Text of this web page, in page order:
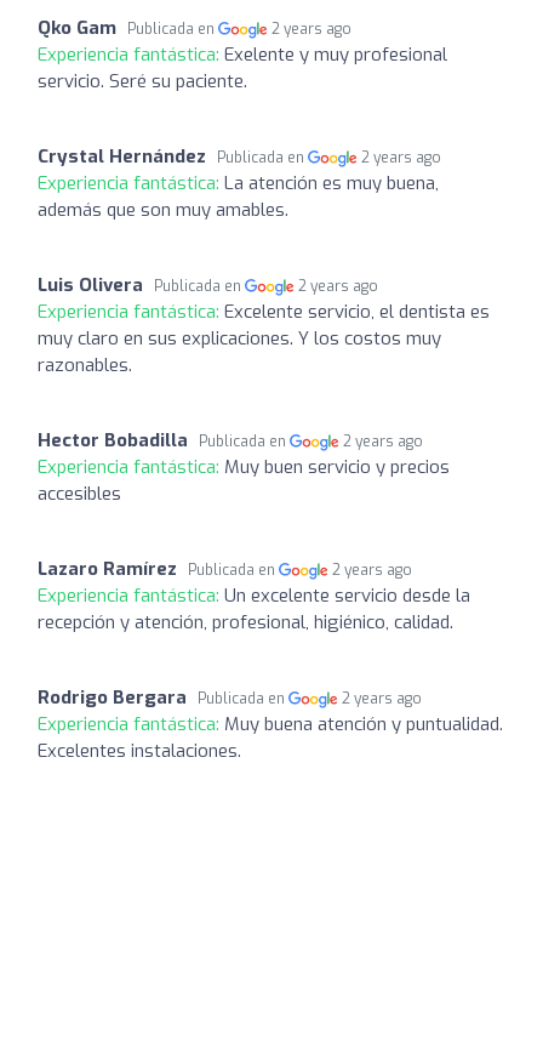
Qko Gam Publicada en 2 years ago
Experiencia fantástica: Exelente y muy profesional
servicio. Seré su paciente.
Crystal Hernández Publicada en 2 years ago
Experiencia fantástica: La atención es muy buena,
además que son muy amables.
Luis Olivera Publicada en 2 years ago
Experiencia fantástica: Excelente servicio, el dentista es
muy claro en sus explicaciones. Y los costos muy
razonables.
Hector Bobadilla Publicada en 2 years ago
Experiencia fantástica: Muy buen servicio y precios
accesibles
Lazaro Ramírez Publicada en 2 years ago
Experiencia fantástica: Un excelente servicio desde la
recepción y atención, profesional, higiénico, calidad.
Rodrigo Bergara Publicada en 2 years ago
Experiencia fantástica: Muy buena atención y puntualidad.
Excelentes instalaciones.